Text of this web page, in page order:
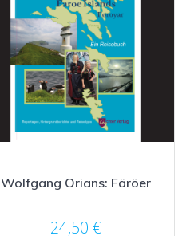
Wolfgang Orians: Färöer
24,50€